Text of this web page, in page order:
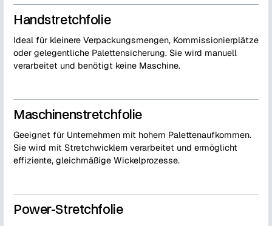
Handstretchfolie
Ideal für kleinere Verpackungsmengen, Kommissionierplätze
oder gelegentliche Palettensicherung. Sie wird manuell
verarbeitet und benötigt keine Maschine.
Maschinenstretchfolie
Geeignet für Unternehmen mit hohem Palettenaufkommen.
Sie wird mit Stretchwicklern verarbeitet und ermöglicht
effiziente, gleichmäßige Wickelprozesse.
Power-Stretchfolie